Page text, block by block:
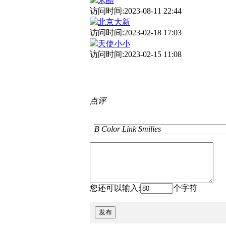
访问时间:2023-08-11 22:44
北京大新
访问时间:2023-02-18 17:03
天使小小
访问时间:2023-02-15 11:08
点评
B Color Link Smilies
您还可以输入: 个字符
发布